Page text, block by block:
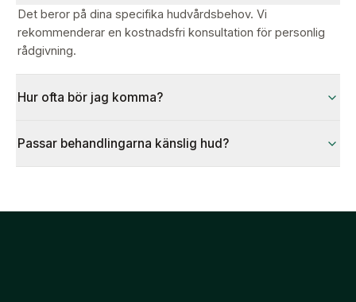
Det beror på dina specifika hudvårdsbehov. Vi
rekommenderar en kostnadsfri konsultation för personlig
rådgivning.
Hur ofta bör jag komma?
Passar behandlingarna känslig hud?